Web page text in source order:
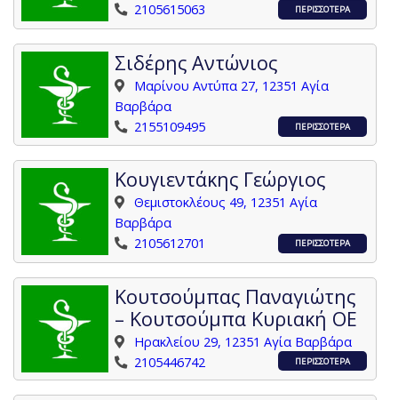
2105615063
ΠΕΡΙΣΣΟΤΕΡΑ
Σιδέρης Αντώνιος
Μαρίνου Αντύπα 27, 12351 Αγία
Βαρβάρα
2155109495
ΠΕΡΙΣΣΟΤΕΡΑ
Κουγιεντάκης Γεώργιος
Θεμιστοκλέους 49, 12351 Αγία
Βαρβάρα
2105612701
ΠΕΡΙΣΣΟΤΕΡΑ
Κουτσούμπας Παναγιώτης
– Κουτσούμπα Κυριακή ΟΕ
Ηρακλείου 29, 12351 Αγία Βαρβάρα
2105446742
ΠΕΡΙΣΣΟΤΕΡΑ